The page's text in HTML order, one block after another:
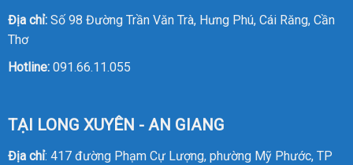
Địa chỉ:Số 98 Đường Trần Văn Trà, Hưng Phú, Cái Răng, Cần
Thơ
Hotline: 091.66.11.055
TẠI LONG XUYÊN - AN GIANG
Địa chỉ: 417 đường Phạm Cự Lượng, phường Mỹ Phước, TP